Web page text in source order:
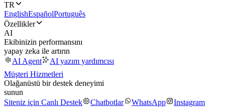
TR
EnglishEspañolPortuguês
Özellikler
AI
Ekibinizin performansını
yapay zeka ile artırın
AI Agent
AI yazım yardımcısı
Müşteri Hizmetleri
Olağanüstü bir destek deneyimi
sunun
Siteniz için Canlı Destek
Chatbotlar WhatsApp
Instagram